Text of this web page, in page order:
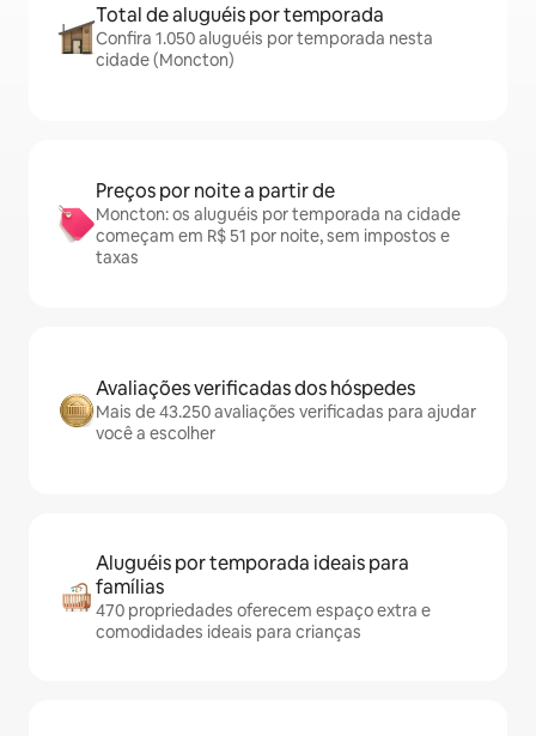
Total de aluguéis por temporada
Confira 1.050 aluguéis por temporada nesta
cidade (Moncton)
Preços por noite a partir de
Moncton: os aluguéis por temporada na cidade
começam em R$ 51 por noite, sem impostos e
taxas
Avaliações verificadas dos hóspedes
Mais de 43.250 avaliações verificadas para ajudar
você a escolher
Aluguéis por temporada ideais para
famílias
470 propriedades oferecem espaço extra e
comodidades ideais para crianças